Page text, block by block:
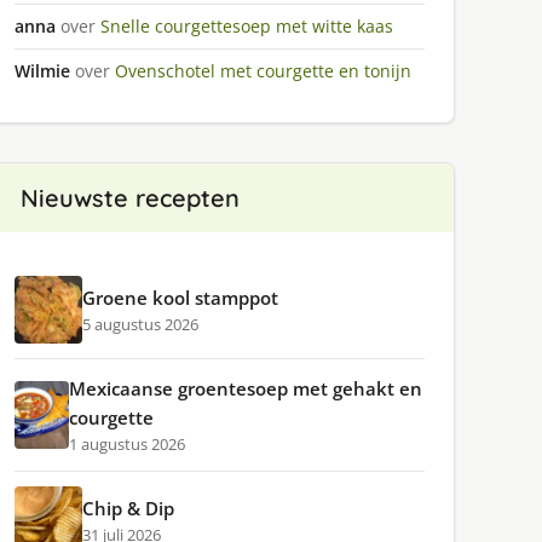
anna over Snelle courgettesoep met witte kaas
Wilmie over Ovenschotel met courgette en tonijn
Nieuwste recepten
Groene kool stamppot
5 augustus 2026
Mexicaanse groentesoep met gehakt en
courgette
1 augustus 2026
Chip & Dip
31 juli 2026